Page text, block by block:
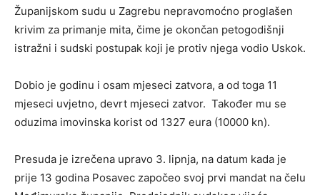
Županijskom sudu u Zagrebu nepravomoćno proglašen
krivim za primanje mita, čime je okončan petogodišnji
istražni i sudski postupak koji je protiv njega vodio Uskok.
Dobio je godinu i osam mjeseci zatvora, a od toga 11
mjeseci uvjetno, devrt mjeseci zatvor. Također mu se
oduzima imovinska korist od 1327 eura (10000 kn).
Presuda je izrečena upravo 3. lipnja, na datum kada je
prije 13 godina Posavec započeo svoj prvi mandat na čelu